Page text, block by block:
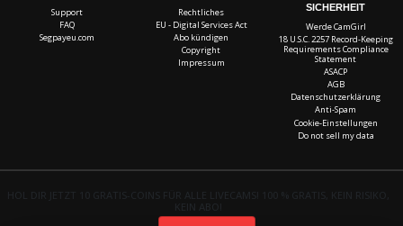
Support
FAQ
Segpayeu.com
Rechtliches
EU - Digital Services Act
Abo kündigen
Copyright
Impressum
SICHERHEIT
Werde CamGirl
18 U.S.C. 2257 Record-Keeping
Requirements Compliance
Statement
ASACP
AGB
Datenschutzerklärung
Anti-Spam
Cookie-Einstellungen
Do not sell my data
HOL DIR JETZT 10 GRATIS-COINS FÜR ALLE LIVECAMS! 100 % GRATIS, KEIN RISIKO,
KEIN ABO!